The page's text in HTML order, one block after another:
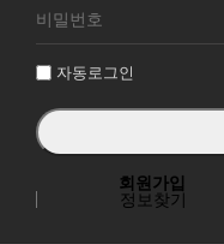
그
자동로그인
회원가입
정보찾기